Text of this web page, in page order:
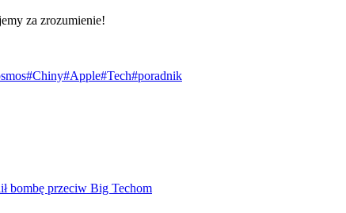
za zrozumienie!
#Chiny#Apple#Tech#poradnik
bombę przeciw Big Techom